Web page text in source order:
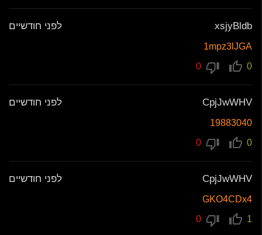
xsjyBldb לפני חודשיים
1mpz3lJGA
0
CpjJwWHV לפני חודשיים
19883040
0
CpjJwWHV לפני חודשיים
GKO4CDx4
1